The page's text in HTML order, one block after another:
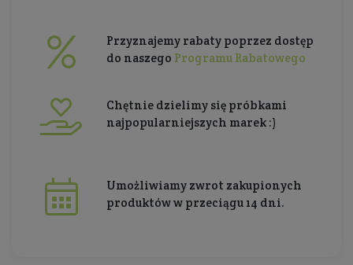
Przyznajemy rabaty poprzez dostęp
do naszego Programu Rabatowego
Chętnie dzielimy się próbkami
najpopularniejszych marek :)
Umożliwiamy zwrot zakupionych
produktów w przeciągu 14 dni.